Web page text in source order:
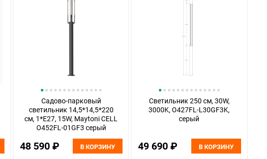
Садово-парковый
светильник 14,5*14,5*220
см, 1*E27, 15W, Maytoni CELL
O452FL-01GF3 серый
48 590 ₽ В КОРЗИНУ
Светильник 250 см, 30W,
3000K, O427FL-L30GF3K,
серый
49 690 ₽ В КОРЗИНУ